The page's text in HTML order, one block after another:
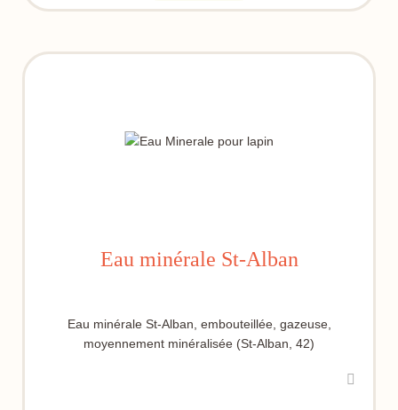
Eau minérale St-Alban
Eau minérale St-Alban, embouteillée, gazeuse,
moyennement minéralisée (St-Alban, 42)